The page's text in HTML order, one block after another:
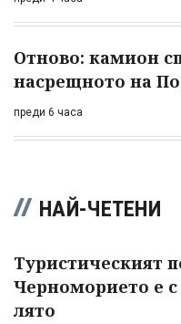
Отново: камион
насрещното на
преди 6 часа
НАЙ-ЧЕТЕНИ
Туристическият
Черноморието е с
лято